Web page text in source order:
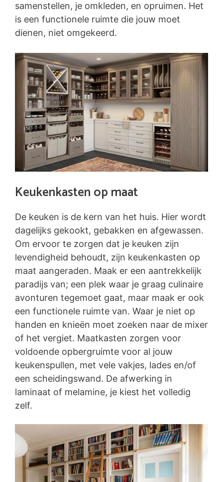
samenstellen, je omkleden, en opruimen. Het
is een functionele ruimte die jouw moet
dienen, niet omgekeerd.
Keukenkasten op maat
De keuken is de kern van het huis. Hier wordt
dagelijks gekookt, gebakken en afgewassen.
Om ervoor te zorgen dat je keuken zijn
levendigheid behoudt, zijn keukenkasten op
maat aangeraden. Maak er een aantrekkelijk
paradijs van; een plek waar je graag culinaire
avonturen tegemoet gaat, maar maak er ook
een functionele ruimte van. Waar je niet op
handen en knieën moet zoeken naar de mixer
of het vergiet. Maatkasten zorgen voor
voldoende opbergruimte voor al jouw
keukenspullen, met vele vakjes, lades en/of
een scheidingswand. De afwerking in
laminaat of melamine, je kiest het volledig
zelf.